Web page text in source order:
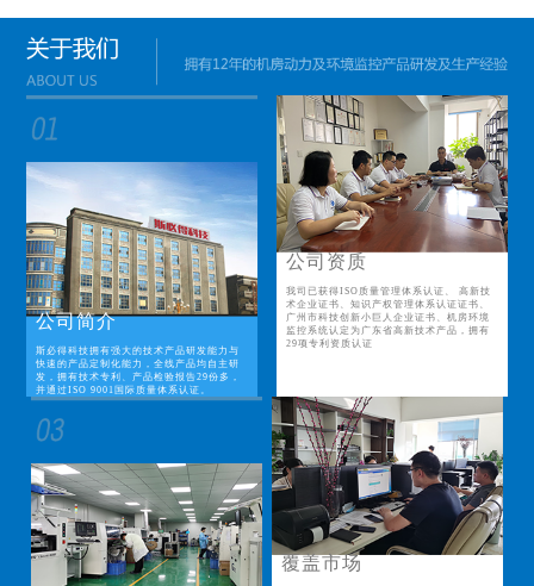
公司简介
斯必得科技拥有强大的技术产品研发能力与
快速的产品定制化能力，全线产品均自主研
发，拥有技术专利、产品检验报告29份多，
并通过ISO 9001国际质量体系认证。
公司资质
我司已获得ISO质量管理体系认证、 高新技
术企业证书、知识产权管理体系认证证书、
广州市科技创新小巨人企业证书、机房环境
监控系统认定为广东省高新技术产品，拥有
29项专利资质认证
覆盖市场